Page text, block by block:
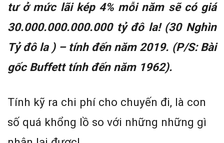
tư ở mức lãi kép 4% mỗi năm sẽ có giá
30.000.000.000.000 tỷ đô la! (30 Nghìn
Tỷ đô la ) – tính đến năm 2019. (P/S: Bài
gốc Buffett tính đến năm 1962).
Tính kỹ ra chi phí cho chuyến đi, là con
số quá khổng lồ so với những những gì